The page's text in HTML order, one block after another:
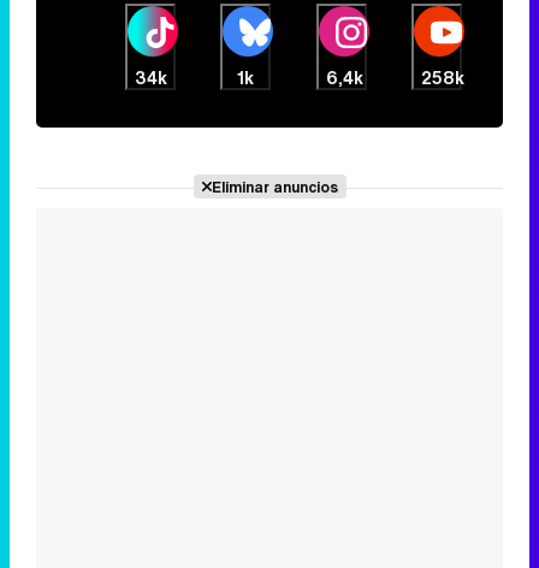
34k 1k 6,4k 258k
Eliminar anuncios